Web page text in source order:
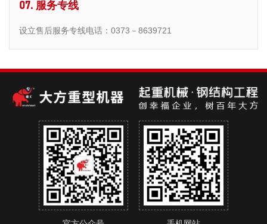
07. 服务专线
设立售后服务专线电话：0373－8639721